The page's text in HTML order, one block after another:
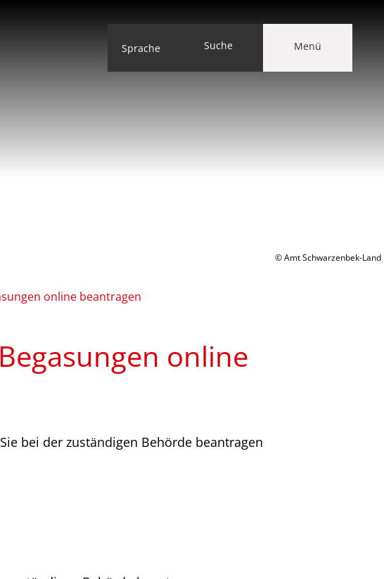
Sprache Suche Menü
© Amt Schwarzenbek-Land
online beantragen
online
bei der zuständigen Behörde beantragen